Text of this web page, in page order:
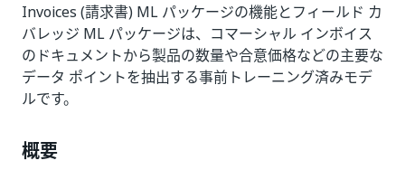
Invoices (請求書) ML パッケージの機能とフィールド カ
バレッジ ML パッケージは、コマーシャル インボイス
のドキュメントから製品の数量や合意価格などの主要な
データ ポイントを抽出する事前トレーニング済みモデ
ルです。
概要